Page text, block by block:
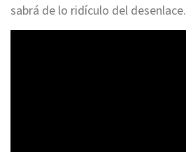
sabrá de lo ridículo del desenlace.